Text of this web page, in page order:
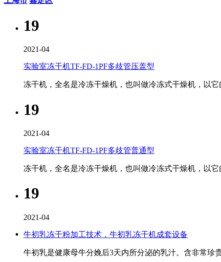
19
2021-04
实验室冻干机TF-FD-1PF多歧管压盖型
冻干机，全名是冷冻干燥机，也叫做冷冻式干燥机，以
19
2021-04
实验室冻干机TF-FD-1PF多歧管普通型
冻干机，全名是冷冻干燥机，也叫做冷冻式干燥机，以
19
2021-04
牛初乳冻干粉加工技术，牛初乳冻干机成套设备
牛初乳是健康母牛分娩后3天内所分泌的乳汁。含非常